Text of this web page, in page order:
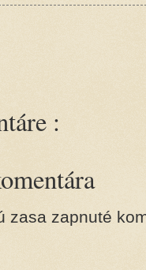
:
zasa zapnuté